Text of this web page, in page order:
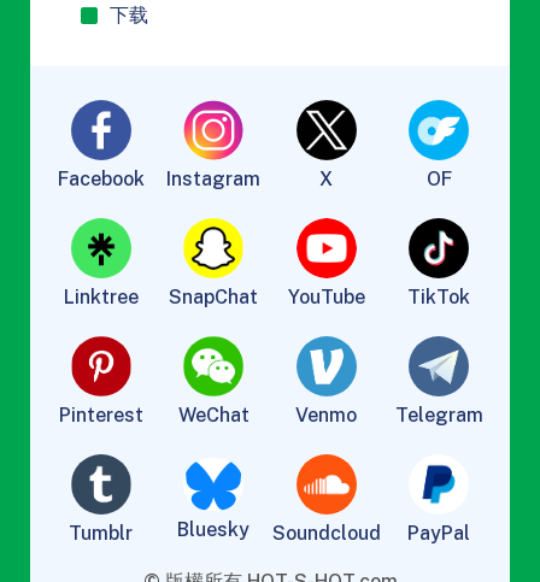
下载
Facebook Instagram X OF
Linktree SnapChat YouTube TikTok
Pinterest WeChat Venmo Telegram
Tumblr Bluesky Soundcloud PayPal